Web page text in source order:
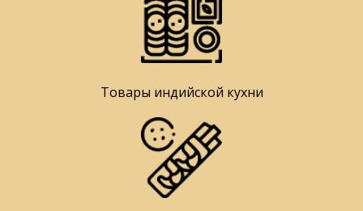
Товары индийской кухни